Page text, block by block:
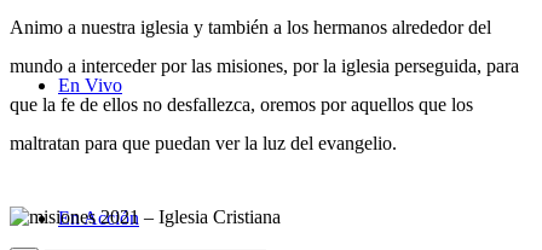
En Vivo
En Acción
Animo a nuestra iglesia y también a los hermanos alrededor del
mundo a interceder por las misiones, por la iglesia perseguida, para
que la fe de ellos no desfallezca, oremos por aquellos que los
maltratan para que puedan ver la luz del evangelio.